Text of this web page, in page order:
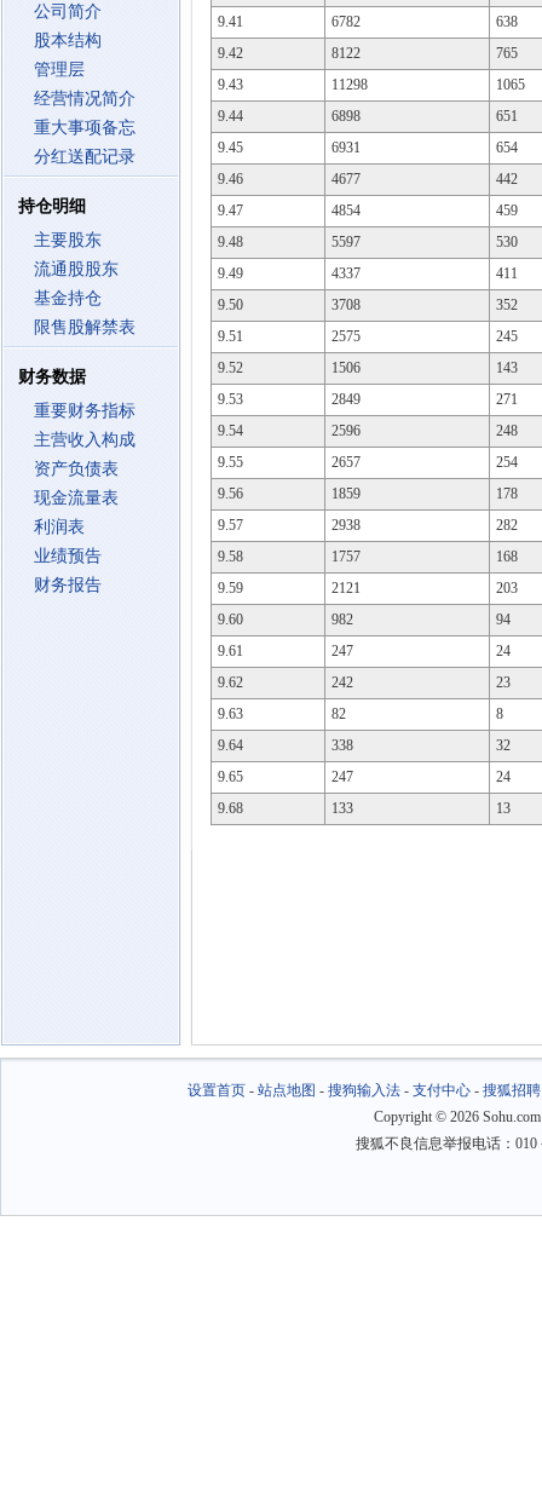
公司简介
股本结构
管理层
经营情况简介
重大事项备忘
分红送配记录
持仓明细
主要股东
流通股股东
基金持仓
限售股解禁表
财务数据
重要财务指标
主营收入构成
资产负债表
现金流量表
利润表
业绩预告
财务报告
9.41
6782
638
9.42
8122
765
9.43
11298
1065
9.44
6898
651
9.45
6931
654
9.46
4677
442
9.47
4854
459
9.48
5597
530
9.49
4337
411
9.50
3708
352
9.51
2575
245
9.52
1506
143
9.53
2849
271
9.54
2596
248
9.55
2657
254
9.56
1859
178
9.57
2938
282
9.58
1757
168
9.59
2121
203
9.60
982
94
9.61
247
24
9.62
242
23
9.63
82
8
9.64
338
32
9.65
247
24
9.68
133 13
设置首页- 站点地图 - 搜狗输入法- 支付中心- 搜狐招聘
Copyright © 2026
搜狐不良信息举报电话：010